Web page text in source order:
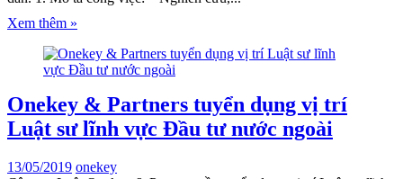
Xem thêm »
Onekey & Partners tuyển dụng vị trí
Luật sư lĩnh vực Đầu tư nước ngoài
13/05/2019 onekey